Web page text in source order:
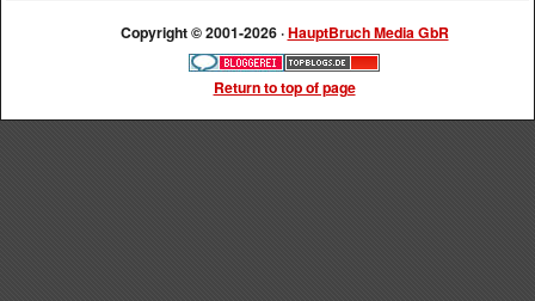
Copyright © 2001-2026 ·HauptBruch Media GbR
Return to top of page